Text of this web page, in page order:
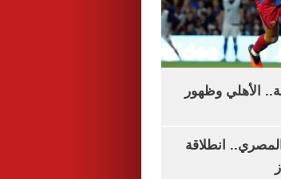
الأهلي وظهور
انطلاقة